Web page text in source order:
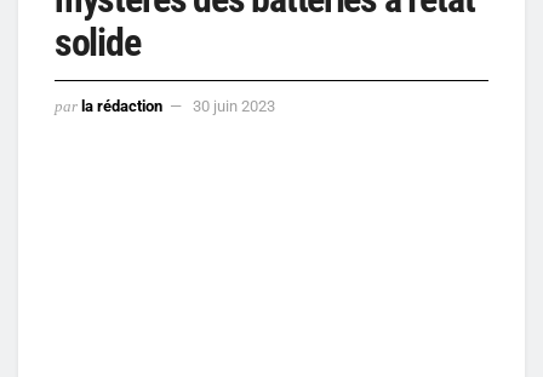
solide
par la rédaction 30 juin 2023